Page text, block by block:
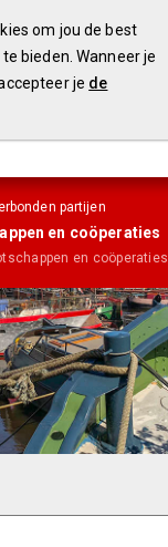
partijen
en coöperaties
en coöperaties
om jou de best
bieden. Wanneer je
je de